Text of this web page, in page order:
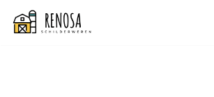
Spring